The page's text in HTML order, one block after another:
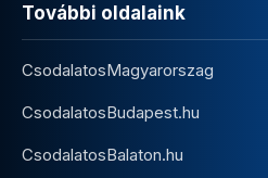
További oldalaink
CsodalatosMagyarorszag
CsodalatosBudapest.hu
CsodalatosBalaton.hu